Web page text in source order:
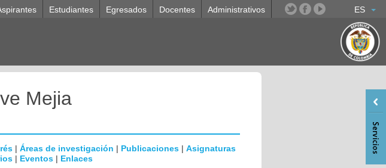
ES
Estudiantes Egresados Docentes Administrativos
Mejia
| Áreas de investigación | Publicaciones | Asignaturas
| Eventos | Enlaces